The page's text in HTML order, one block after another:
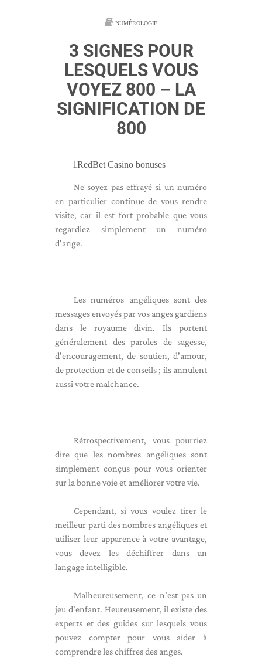
NUMÉROLOGIE
3 SIGNES POUR
LESQUELS VOUS
VOYEZ 800 – LA
SIGNIFICATION DE
800
1RedBet Casino bonuses
Ne soyez pas effrayé si un numéro
en particulier continue de vous rendre
visite, car il est fort probable que vous
regardiez simplement un numéro
d'ange.
Les numéros angéliques sont des
messages envoyés par vos anges gardiens
dans le royaume divin. Ils portent
généralement des paroles de sagesse,
d'encouragement, de soutien, d'amour,
de protection et de conseils ; ils annulent
aussi votre malchance.
Rétrospectivement, vous pourriez
dire que les nombres angéliques sont
simplement conçus pour vous orienter
sur la bonne voie et améliorer votre vie.
Cependant, si vous voulez tirer le
meilleur parti des nombres angéliques et
utiliser leur apparence à votre avantage,
vous devez les déchiffrer dans un
langage intelligible.
Malheureusement, ce n'est pas un
jeu d'enfant. Heureusement, il existe des
experts et des guides sur lesquels vous
pouvez compter pour vous aider à
comprendre les chiffres des anges.